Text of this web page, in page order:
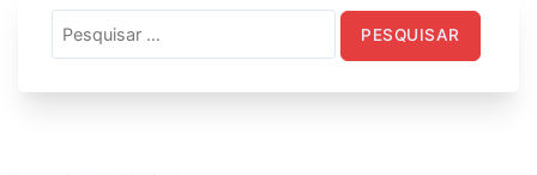
por: